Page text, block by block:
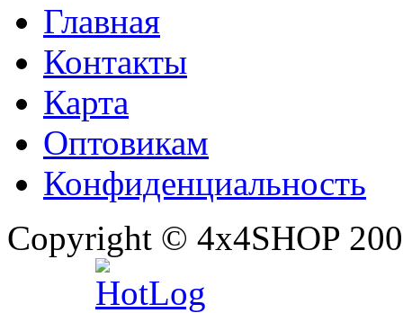
Главная
Контакты
Карта
Оптовикам
Конфиденциальность
Copyright © 4x4SHOP